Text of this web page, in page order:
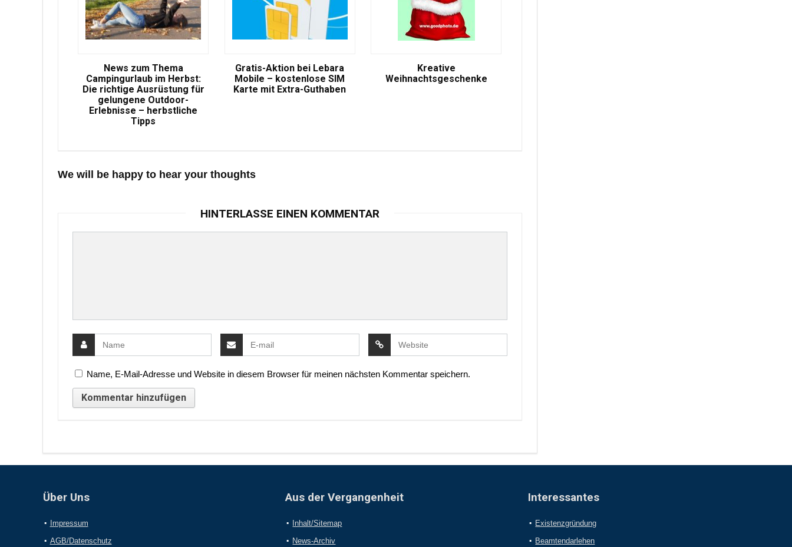
News zum Thema
Campingurlaub im Herbst:
Die richtige Ausrüstung für
gelungene Outdoor-
Erlebnisse – herbstliche
Tipps
Gratis-Aktion bei Lebara
Mobile – kostenlose SIM
Karte mit Extra-Guthaben
Kreative
Weihnachtsgeschenke
We will be happy to hear your thoughts
HINTERLASSE EINEN KOMMENTAR
Name, E-Mail-Adresse und Website in diesem Browser für meinen nächsten Kommentar speichern.
Über Uns
Impressum
AGB/Datenschutz
Aus der Vergangenheit
Inhalt/Sitemap
News-Archiv
Interessantes
Existenzgründung
Beamtendarlehen